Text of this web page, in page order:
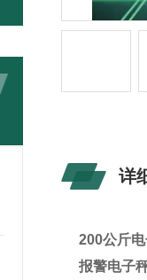
详
200公斤
报警电子